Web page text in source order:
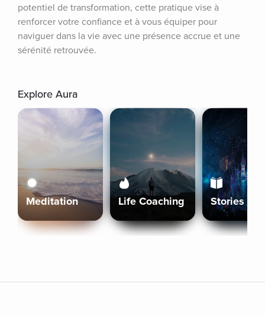
potentiel de transformation, cette pratique vise à
renforcer votre confiance et à vous équiper pour
naviguer dans la vie avec une présence accrue et une
sérénité retrouvée.
Explore Aura
Meditation Life Coaching Stories